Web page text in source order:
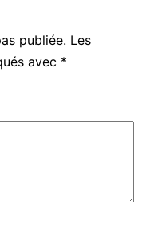
publiée. Les
avec *